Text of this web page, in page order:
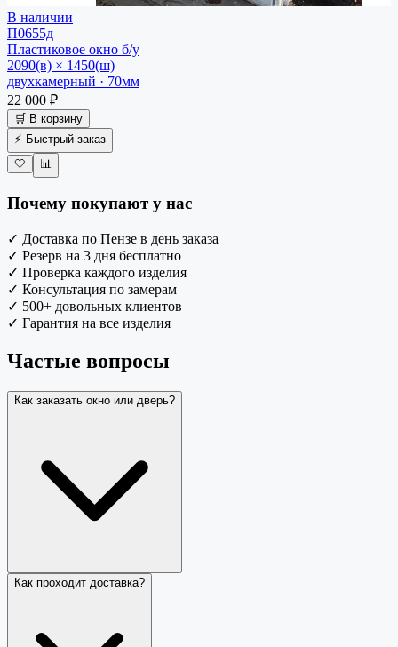
В наличии
П0655д
Пластиковое окно б/у
2090(в) × 1450(ш)
двухкамерный · 70мм
22 000 ₽
🛒 В корзину
⚡ Быстрый заказ
🤍
📊
Почему покупают у нас
✓ Доставка по Пензе в день заказа
✓ Резерв на 3 дня бесплатно
✓ Проверка каждого изделия
✓ Консультация по замерам
✓ 500+ довольных клиентов
✓ Гарантия на все изделия
Частые вопросы
Как заказать окно или дверь?
Как проходит доставка?